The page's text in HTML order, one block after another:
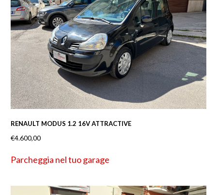
RENAULT MODUS 1.2 16V ATTRACTIVE
€4.600,00
Parcheggia nel tuo garage